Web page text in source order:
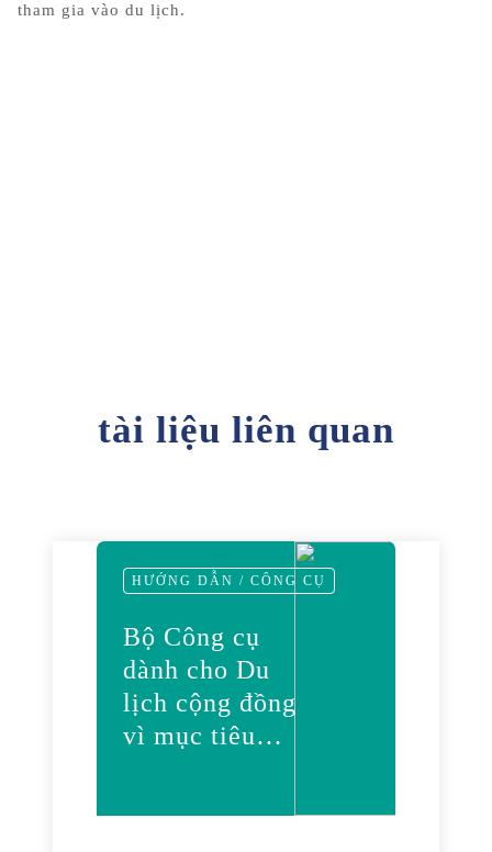
tham gia vào du lịch.
tài liệu liên quan
HƯỚNG DẪN / CÔNG CỤ
Bộ Công cụ
dành cho Du
lịch cộng đồng
vì mục tiêu